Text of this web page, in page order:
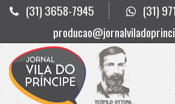
(31) 3658-7945
(31)